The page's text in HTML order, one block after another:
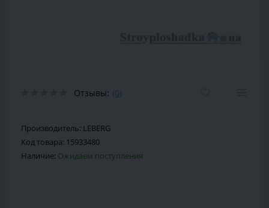
Отзывы: (0)
Производитель: LEBERG
Код товара: 15933480
Наличие: Ожидаем поступления